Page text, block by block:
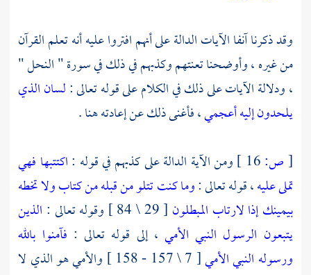
وقد ذكرنا آنفا الآيات الدالة على أنهم افتروا عليه أنه تعلم القرآن
من غيره ، وأوضحنا تعنتهم وكذبهم في ذلك في سورة " النحل "
، ودلالة الآيات على ذلك في الكلام على قوله تعالى :لسان الذي
يلحدون إليه أعجمي، فأغنى ذلك عن إعادته هنا .
[ص: ومن الآية الدالة على كذبهم في قوله :اكتتبها فهي
تملى عليه، قوله تعالى :وما كنت تتلو من قبله من كتاب ولا تخطه
بيمينك إذا لارتاب المبطلون [ 29 \ 84 ] وقوله تعالى :
الذين
يتبعون الرسول النبي الأمي ، إلى قوله تعالى : فآمنوا بالله
ورسوله النبي الأمي
[ 7 \ 157 - 158 ] والأمي هو الذي لا